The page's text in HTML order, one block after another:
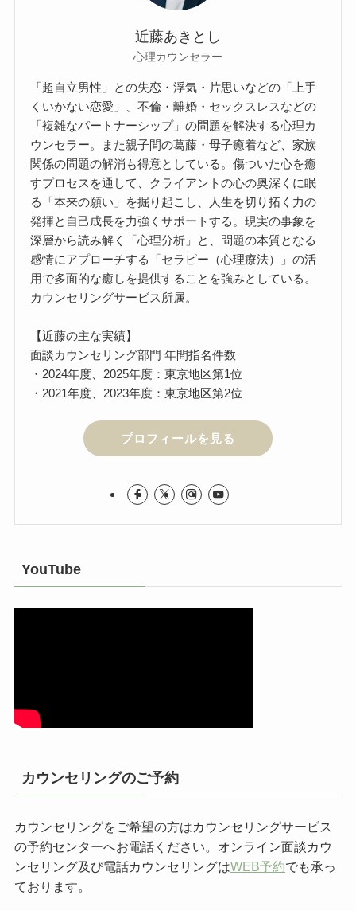
近藤あきとし
心理カウンセラー
「超自立男性」との失恋・浮気・片思いなどの「上手
くいかない恋愛」、不倫・離婚・セックスレスなどの
「複雑なパートナーシップ」の問題を解決する心理カ
ウンセラー。また親子間の葛藤・母子癒着など、家族
関係の問題の解消も得意としている。傷ついた心を癒
すプロセスを通して、クライアントの心の奥深くに眠
る「本来の願い」を掘り起こし、人生を切り拓く力の
発揮と自己成長を力強くサポートする。現実の事象を
深層から読み解く「心理分析」と、問題の本質となる
感情にアプローチする「セラピー（心理療法）」の活
用で多面的な癒しを提供することを強みとしている。
カウンセリングサービス所属。
【近藤の主な実績】
面談カウンセリング部門 年間指名件数
・2024年度、2025年度：東京地区第1位
・2021年度、2023年度：東京地区第2位
プロフィールを見る
YouTube
カウンセリングのご予約
カウンセリングをご希望の方はカウンセリングサービス
の予約センターへお電話ください。オンライン面談カウ
ンセリング及び電話カウンセリングはWEB予約でも承っ
ております。